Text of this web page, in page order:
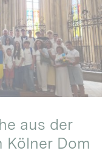
aus der
Kölner Dom